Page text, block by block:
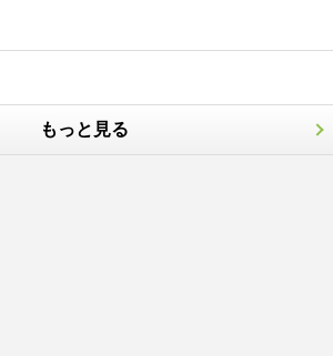
もっと見る